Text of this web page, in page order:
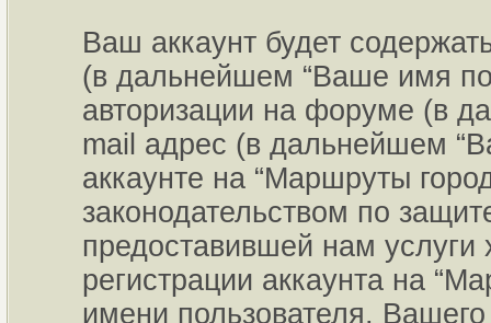
Ваш аккаунт будет
(в дальнейшем “Ваше имя
авторизации на форуме (в
mail адрес (в дальнейшем
аккаунте на “Маршруты
законодательством по
предоставившей нам
регистрации аккаунта на
имени пользователя,